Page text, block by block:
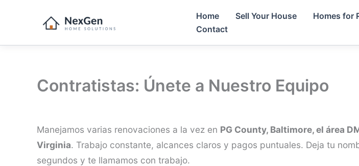
Home Sell Your House Homes for
Contact
Contratistas: Únete a Nuestro Equipo
Manejamos varias renovaciones a la vez en PG County, Baltimore, el área
Virginia. Trabajo constante, alcances claros y pagos puntuales. Deja tu
segundos y te llamamos con trabajo.